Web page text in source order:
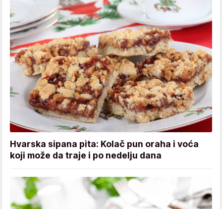
Hvarska sipana pita: Kolač pun oraha i voća
koji može da traje i po nedelju dana